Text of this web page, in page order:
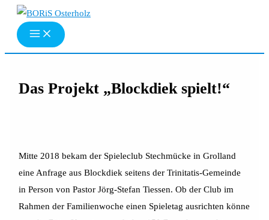
Zum
Inhalt
springen
Das Projekt „Blockdiek spielt!“
Mitte 2018 bekam der Spieleclub Stechmücke in Grolland
eine Anfrage aus Blockdiek seitens der Trinitatis-Gemeinde
in Person von Pastor Jörg-Stefan Tiessen. Ob der Club im
Rahmen der Familienwoche einen Spieletag ausrichten könne